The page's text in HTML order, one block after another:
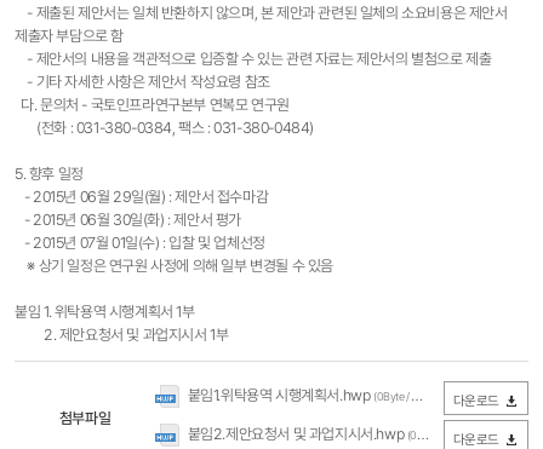
- 제출된 제안서는 일체 반환하지 않으며, 본 제안과 관련된 일체의 소요비용은 제안서
제출자 부담으로 함
- 제안서의 내용을 객관적으로 입증할 수 있는 관련 자료는 제안서의 별첨으로 제출
- 기타 자세한 사항은 제안서 작성요령 참조
다. 문의처 - 국토인프라연구본부 연복모 연구원
(전화 : 031-380-0384, 팩스 : 031-380-0484)
5. 향후 일정
- 2015년 06월 29일(월) : 제안서 접수마감
- 2015년 06월 30일(화) : 제안서 평가
- 2015년 07월 01일(수) : 입찰 및 업체선정
※ 상기 일정은 연구원 사정에 의해 일부 변경될 수 있음
붙임 1. 위탁용역 시행계획서 1부
2. 제안요청서 및 과업지시서 1부
첨부파일
붙임1.위탁용역 시행계획서.hwp (0Byte / 다운로드 203회) 다운로드
붙임2.제안요청서 및 과업지시서.hwp (0Byte / 다운로드 209회) 다운로드